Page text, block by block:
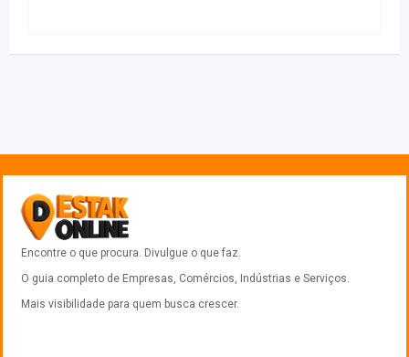
Encontre o que procura. Divulgue o que faz.
O guia completo de Empresas, Comércios, Indústrias e Serviços.
Mais visibilidade para quem busca crescer.